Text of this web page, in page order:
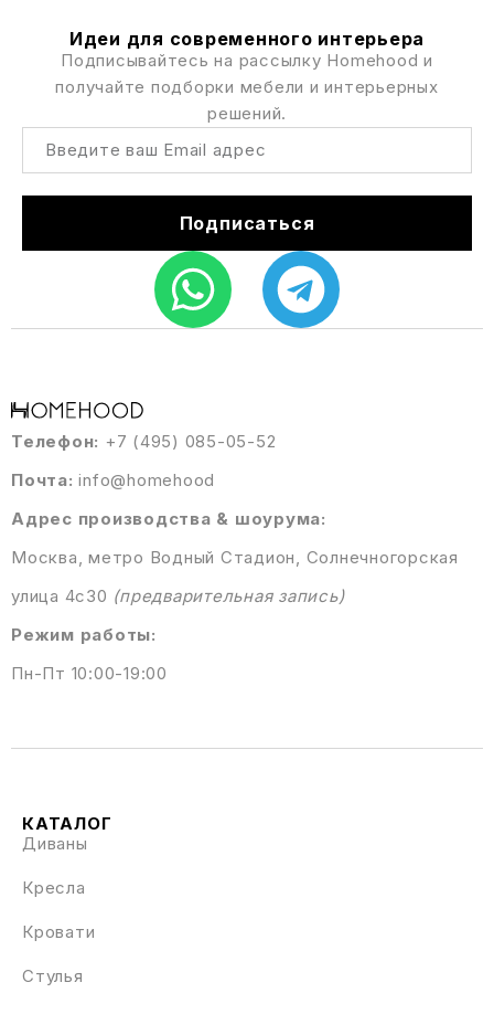
Телефон: +7 (495) 085-05-52
Почта: info@homehood
Адрес производства & шоурума:
Москва, метро Водный Стадион, Солнечногорская
улица 4с30 (предварительная запись)
Режим работы:
Пн-Пт 10:00-19:00
КАТАЛОГ
Диваны
Кресла
Кровати
Стулья
Идеи для современного интерьера
Подписывайтесь на рассылку Homehood и
получайте подборки мебели и интерьерных
решений.
Подписаться